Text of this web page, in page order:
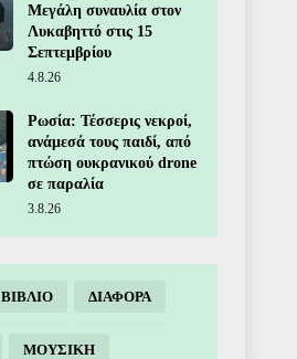
Μεγάλη συναυλία στον
Λυκαβηττό στις 15
Σεπτεμβρίου
4.8.26
Ρωσία: Τέσσερις νεκροί,
ανάμεσά τους παιδί, από
πτώση ουκρανικού drone
σε παραλία
3.8.26
ΒΙΒΛΙΟ ΔΙΑΦΟΡΑ
ΜΟΥΣΙΚΗ